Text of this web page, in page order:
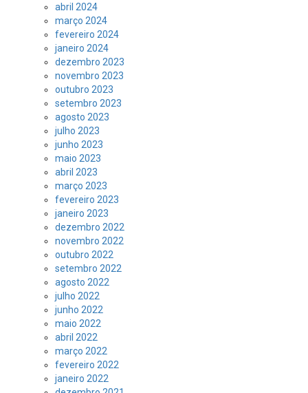
abril 2024
março 2024
fevereiro 2024
janeiro 2024
dezembro 2023
novembro 2023
outubro 2023
setembro 2023
agosto 2023
julho 2023
junho 2023
maio 2023
abril 2023
março 2023
fevereiro 2023
janeiro 2023
dezembro 2022
novembro 2022
outubro 2022
setembro 2022
agosto 2022
julho 2022
junho 2022
maio 2022
abril 2022
março 2022
fevereiro 2022
janeiro 2022